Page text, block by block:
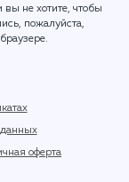
вы не хотите, чтобы
пожалуйста,
данных
оферта